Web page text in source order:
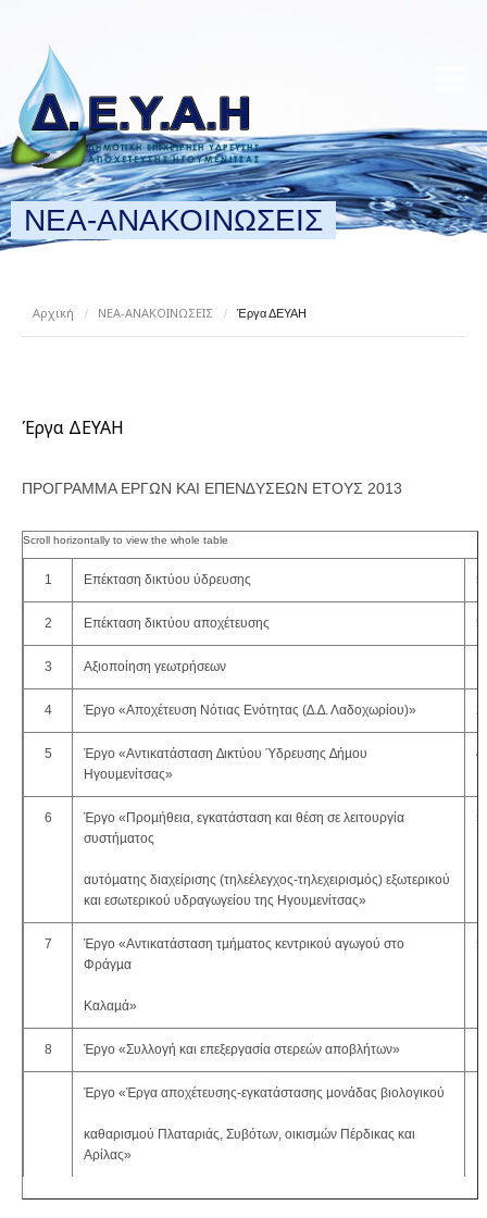
ΝΕΑ-ΑΝΑΚΟΙΝΩΣΕΙΣ
Αρχική / ΝΕΑ-ΑΝΑΚΟΙΝΩΣΕΙΣ / Έργα ΔΕΥΑΗ
Έργα ΔΕΥΑΗ
ΠΡΟΓΡΑΜΜΑ ΕΡΓΩΝ ΚΑΙ ΕΠΕΝ∆ΥΣΕΩΝ ΕΤΟΥΣ 2013
1 Επέκταση δικτύου ύδρευσης
2 Επέκταση δικτύου αποχέτευσης
3 Αξιοποίηση γεωτρήσεων
4 Έργο «Αποχέτευση Νότιας Ενότητας (∆.∆. Λαδοχωρίου)»
5
Έργο «Αντικατάσταση ∆ικτύου Ύδρευσης ∆ήµου
Ηγουµενίτσας»
6
Έργο «Προµήθεια, εγκατάσταση και θέση σε λειτουργία
συστήµατος
αυτόµατης διαχείρισης (τηλεέλεγχος-τηλεχειρισµός) εξωτερικού
και εσωτερικού υδραγωγείου της Ηγουµενίτσας»
7
Έργο «Αντικατάσταση τµήµατος κεντρικού αγωγού στο
Φράγµα
Καλαµά»
8 Έργο «Συλλογή και επεξεργασία στερεών αποβλήτων»
Έργο «Έργα αποχέτευσης-εγκατάστασης µονάδας βιολογικού
καθαρισµού Πλαταριάς, Συβότων, οικισµών Πέρδικας και
Αρίλας»